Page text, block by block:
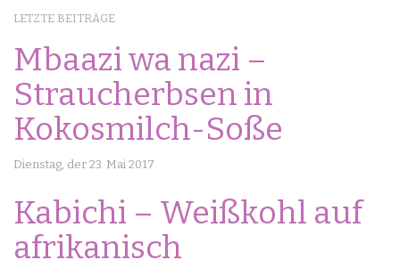
LETZTE BEITRÄGE
Mbaazi wa nazi –
Straucherbsen in
Kokosmilch-Soße
Dienstag, der 23. Mai 2017
Kabichi – Weißkohl auf
afrikanisch